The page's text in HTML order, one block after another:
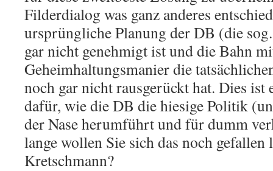
Filderdialog was ganz anderes
ursprüngliche Planung der DB (die
gar nicht genehmigt ist und die Bahn
Geheimhaltungsmanier die
noch gar nicht rausgerückt hat. Dies ist
dafür, wie die DB die hiesige Politik
der Nase herumführt und für dumm
lange wollen Sie sich das noch gefallen
Kretschmann?